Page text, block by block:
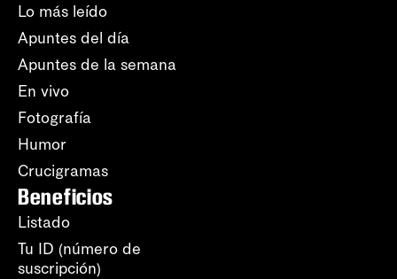
Lo más leído
Apuntes del día
Apuntes de la semana
En vivo
Fotografía
Humor
Crucigramas
Beneficios
Listado
Tu ID (número de
suscripción)